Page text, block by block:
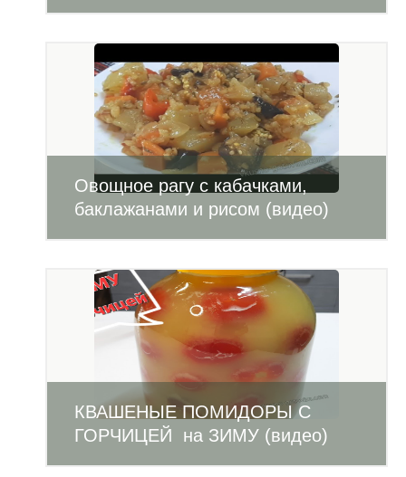
Овощное рагу с кабачками,
баклажанами и рисом (видео)
КВАШЕНЫЕ ПОМИДОРЫ С
ГОРЧИЦЕЙ на ЗИМУ (видео)